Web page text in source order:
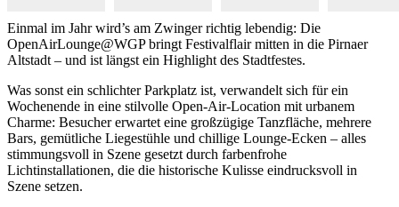
Einmal im Jahr wird’s am Zwinger richtig lebendig: Die
OpenAirLounge@WGP bringt Festivalflair mitten in die Pirnaer
Altstadt – und ist längst ein Highlight des Stadtfestes.
Was sonst ein schlichter Parkplatz ist, verwandelt sich für ein
Wochenende in eine stilvolle Open-Air-Location mit urbanem
Charme: Besucher erwartet eine großzügige Tanzfläche, mehrere
Bars, gemütliche Liegestühle und chillige Lounge-Ecken – alles
stimmungsvoll in Szene gesetzt durch farbenfrohe
Lichtinstallationen, die die historische Kulisse eindrucksvoll in
Szene setzen.